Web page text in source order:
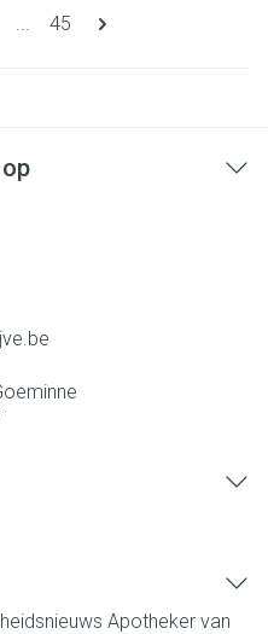
Pagina's pagina
... Pagina
45
Apotheker van